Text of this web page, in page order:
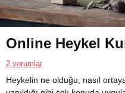
Online Heykel
2 yorumlar
Heykelin ne olduğu, nasıl